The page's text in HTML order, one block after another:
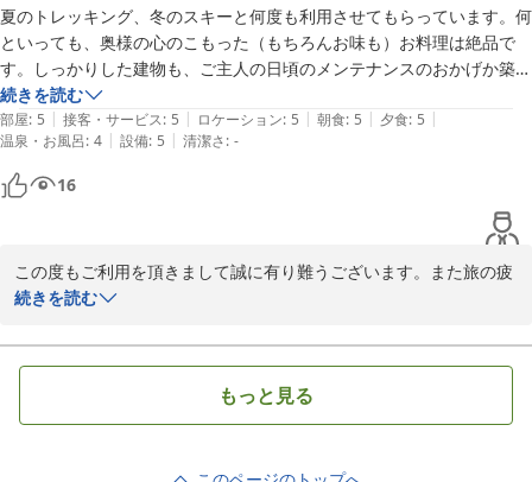
2020-12-01
夏のトレッキング、冬のスキーと何度も利用させてもらっています。何
といっても、奥様の心のこもった（もちろんお味も）お料理は絶品で
す。しっかりした建物も、ご主人の日頃のメンテナンスのおかげか築年
数を全く感じさせないし、お部屋や設備も、シンプルながら充実してい
ると思います。お風呂は小さいですが、すぐ近くに温泉施設があるの
で、時間があるときはそちらも利用しています。高級リゾートホテルを
望まれる方には、不満もあるのかもしれませんが、私にとっては気軽に
利用できる素敵な別荘といった感じで、落ち着いて過ごせる宿だと思い
続きを読む
部屋: 5 | 接客・サービス: 5 | ロケーション: 5 | 朝食: 5 | 夕食: 5 |
温泉・お風呂: 4 | 設備: 5 | 清潔さ: -
16
この度もご利用を頂きまして誠に有り難うございます。また旅の疲
れが癒えないなかで書き込みを頂きまして感謝申し上げます。
利用をして頂ければと思っています。妻は自己流で37年料理を作っ
て参りました。一流ホテルとか海外での修行もありません。彼女の
感性でお客様にご満足いただける料理をして行くと存じます。
続きを読む
もっと見る